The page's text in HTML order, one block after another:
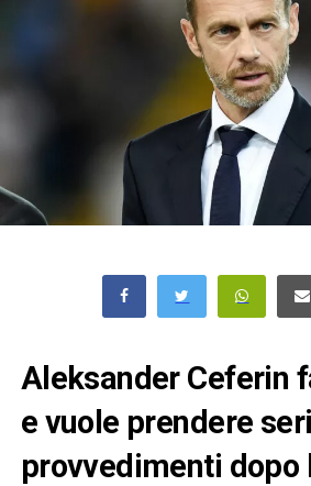
Aleksander Ceferin
e vuole prendere seri
provvedimenti dopo